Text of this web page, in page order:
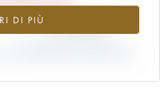
DI PIÙ-15.56%